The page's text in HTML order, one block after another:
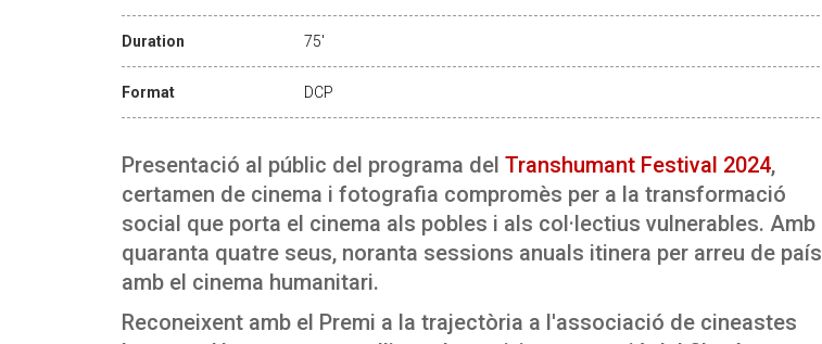
Duration 75'
Format DCP
Presentació al públic del programa del Transhumant Festival 2024,
certamen de cinema i fotografia compromès per a la transformació
social que porta el cinema als pobles i als col·lectius vulnerables. Amb
quaranta quatre seus, noranta sessions anuals itinera per arreu de país
amb el cinema humanitari.
Reconeixent amb el Premi a la trajectòria a l'associació de cineastes